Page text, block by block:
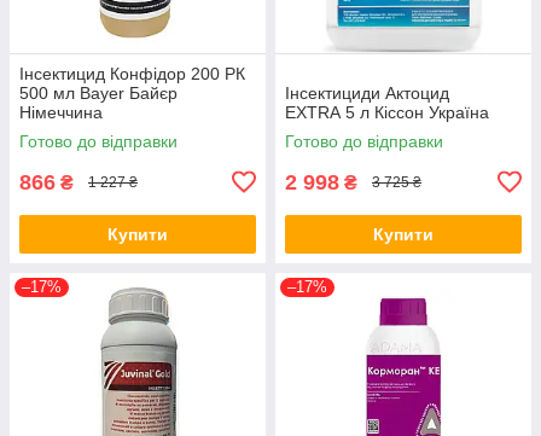
Інсектицид Конфідор 200 РК
500 мл Bayer Байєр
Німеччина
Готово до відправки
866 ₴ 1 227 ₴
Купити
Інсектициди Актоцид
EXTRA 5 л Кіссон Україна
Готово до відправки
2 998 ₴ 3 725 ₴
Купити
–17% –17%